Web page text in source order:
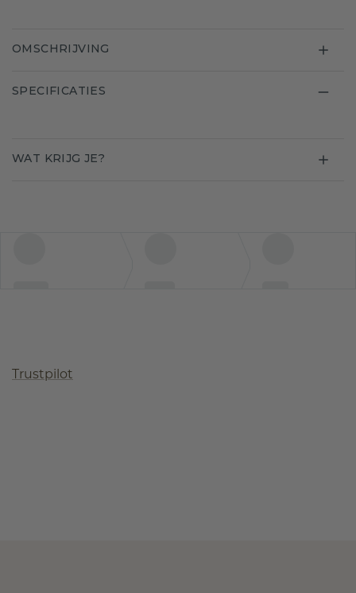
OMSCHRIJVING
SPECIFICATIES
WAT KRIJG JE?
Trustpilot